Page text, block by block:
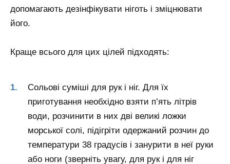
допомагають дезінфікувати ніготь і зміцнювати
його.
Краще всього для цих цілей підходять:
Сольові суміші для рук і ніг. Для їх
приготування необхідно взяти п’ять літрів
води, розчинити в них дві великі ложки
морської солі, підігріти одержаний розчин до
температури 38 градусів і занурити в неї руки
або ноги (зверніть увагу, для рук і для ніг